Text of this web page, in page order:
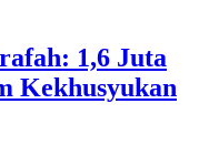
1,6 Juta
Kekhusyukan